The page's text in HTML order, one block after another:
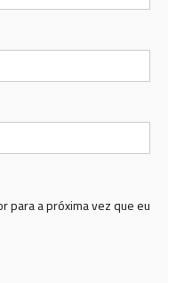
para a próxima vez que eu